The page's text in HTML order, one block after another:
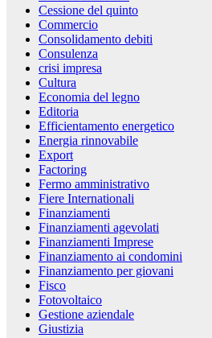
Cessione del quinto
Commercio
Consolidamento debiti
Consulenza
crisi impresa
Cultura
Economia del legno
Editoria
Efficientamento energetico
Energia rinnovabile
Export
Factoring
Fermo amministrativo
Fiere Internationali
Finanziamenti
Finanziamenti agevolati
Finanziamenti Imprese
Finanziamento ai condomini
Finanziamento per giovani
Fisco
Fotovoltaico
Gestione aziendale
Giustizia